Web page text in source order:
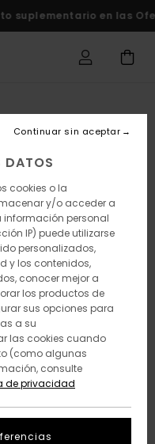
suplementario en las
DATOS
cookies o la
y/o acceder a
información personal
IP) puede utilizarse
personalizados,
y los contenidos,
conocer mejor a
los productos de
sus opciones para
a su
las cookies cuando
(como algunas
consulte
de privacidad
Continuar sin aceptar